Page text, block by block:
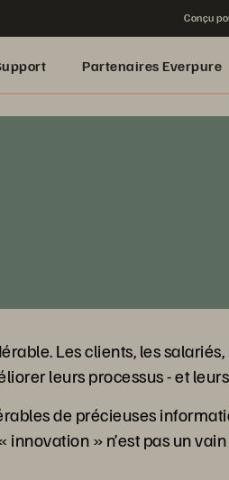
Conçu
Partenaires Everpure
Les clients, les
leurs processus - et
de précieuses
» n’est pas un